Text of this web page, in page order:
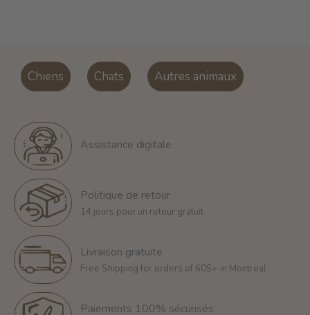
Chiens Chats Autres animaux
Assistance digitale
Politique de retour
14 jours pour un retour gratuit
Livraison gratuite
Free Shipping for orders of 60$+ in Montreal
Paiements 100% sécurisés